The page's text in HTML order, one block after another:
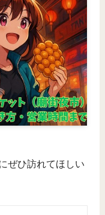
ぜひ訪れてほしい